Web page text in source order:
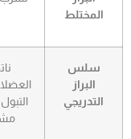
المختلط
سلس
البراز
التدريجي